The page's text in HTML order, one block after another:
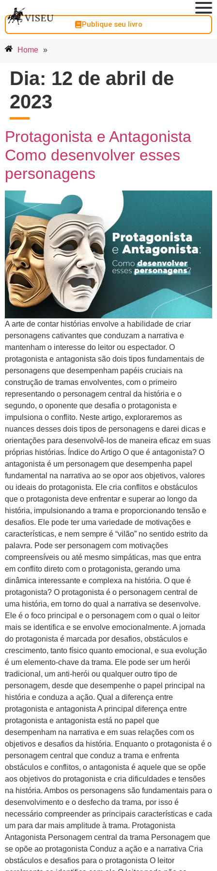
Publique seu livro
Home »
Dia: 12 de abril de
2023
Protagonista e Antagonista
Como desenvolver esses
personagens
A arte de contar histórias envolve a habilidade de criar
personagens cativantes que conduzam a narrativa e
mantenham o interesse do leitor ou espectador. O
protagonista e antagonista são dois tipos fundamentais de
personagens que desempenham papéis cruciais na
construção de tramas envolventes, com o primeiro
representando o personagem central da história e o
segundo, o oponente que desafia o protagonista e
impulsiona o conflito. Neste artigo, exploraremos as
nuances desses dois tipos de personagens e darei dicas e
orientações para desenvolvê-los de maneira eficaz em suas
próprias histórias. Índice do Artigo O que é antagonista? O
antagonista é um personagem que desempenha papel
fundamental na narrativa ao se opor aos objetivos, valores
ou ideais do protagonista. Ele cria conflitos e obstáculos
que o protagonista deve enfrentar e superar ao longo da
história, impulsionando a trama e proporcionando tensão e
desafios. Ele pode ter uma variedade de motivações e
características, e nem sempre é “vilão” no sentido estrito da
palavra. Pode ser personagem com motivações
compreensíveis ou até mesmo simpáticas, mas que entra
em conflito direto com o protagonista, gerando uma
dinâmica interessante e complexa na história. O que é
protagonista? O protagonista é o personagem central de
uma história, em torno do qual a narrativa se desenvolve.
Ele é o foco principal e o personagem com o qual o leitor
mais se identifica e se envolve emocionalmente. A jornada
do protagonista é marcada por desafios, obstáculos e
crescimento, tanto físico quanto emocional, e sua evolução
é um elemento-chave da trama. Ele pode ser um herói
tradicional, um anti-herói ou qualquer outro tipo de
personagem, desde que desempenhe o papel principal na
história e conduza a ação. Qual a diferença entre
protagonista e antagonista A principal diferença entre
protagonista e antagonista está no papel que
desempenham na narrativa e em suas relações com os
objetivos e desafios da história. Enquanto o protagonista é o
personagem central que conduz a trama e enfrenta
obstáculos e conflitos, o antagonista é aquele que se opõe
aos objetivos do protagonista e cria dificuldades e tensões
na história. Ambos os personagens são fundamentais para o
desenvolvimento e o desfecho da trama, por isso é
necessário compreender as principais características e cada
um para dar mais amplitude à trama. Protagonista
Antagonista Personagem central da trama Personagem que
se opõe ao protagonista Conduz a ação e a narrativa Cria
obstáculos e desafios para o protagonista O leitor